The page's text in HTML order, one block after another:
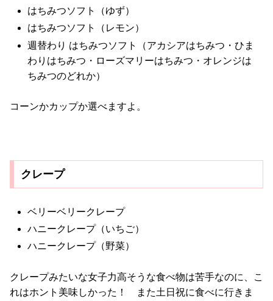
はちみつソフト（ゆず）
はちみつソフト（レモン）
週替わり はちみつソフト（アカシアはちみつ・ひま
わりはちみつ・ローズマリーはちみつ・オレンジは
ちみつのどれか）
コーンかカップか選べますよ。
クレープ
ベリーベリークレープ
ハニークレープ（いちご）
ハニークレープ（野菜）
クレープみたいな女子力高そうな食べ物は苦手なのに、こ
れはホント美味しかった！ また土日祝に食べに行きま